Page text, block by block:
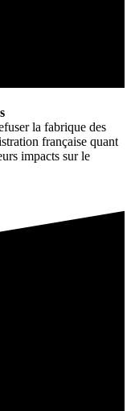
la fabrique des
française quant
impacts sur le